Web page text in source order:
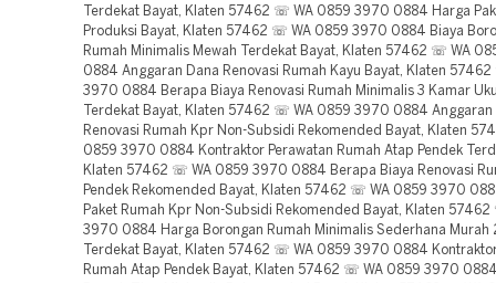
Terdekat Bayat, Klaten 57462 ☏ WA 0859 3970 0884 Harga
Produksi Bayat, Klaten 57462 ☏ WA 0859 3970 0884 Biaya
Rumah Minimalis Mewah Terdekat Bayat, Klaten 57462 ☏ WA
0884 Anggaran Dana Renovasi Rumah Kayu Bayat, Klaten
3970 0884 Berapa Biaya Renovasi Rumah Minimalis 3 Kamar
Terdekat Bayat, Klaten 57462 ☏ WA 0859 3970 0884 Anggaran
Renovasi Rumah Kpr Non-Subsidi Rekomended Bayat, Klaten
0859 3970 0884 Kontraktor Perawatan Rumah Atap Pendek
Klaten 57462 ☏ WA 0859 3970 0884 Berapa Biaya Renovasi
Pendek Rekomended Bayat, Klaten 57462 ☏ WA 0859 3970
Paket Rumah Kpr Non-Subsidi Rekomended Bayat, Klaten
3970 0884 Harga Borongan Rumah Minimalis Sederhana Murah
Terdekat Bayat, Klaten 57462 ☏ WA 0859 3970 0884
Rumah Atap Pendek Bayat, Klaten 57462 ☏ WA 0859 3970